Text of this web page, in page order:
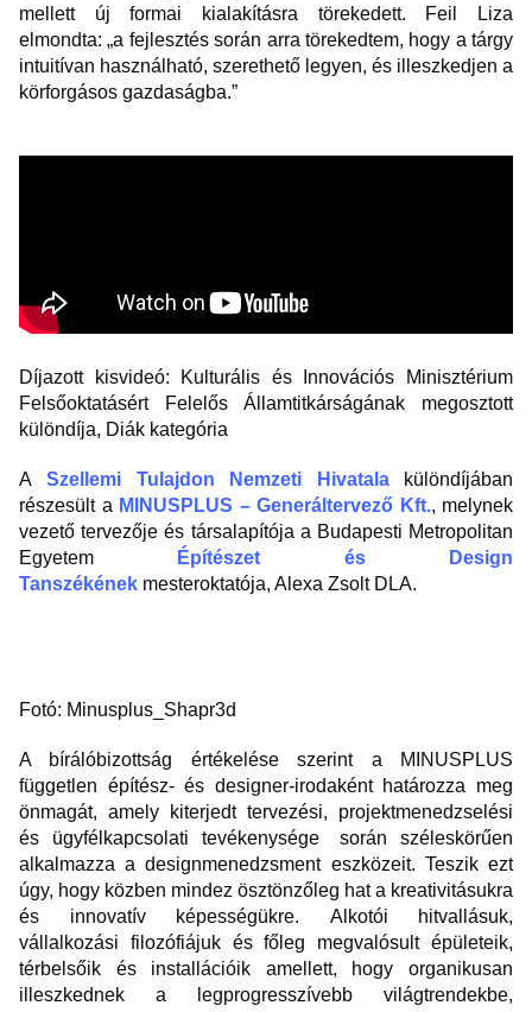
mellett új formai kialakításra törekedett. Feil Liza
elmondta: „a fejlesztés során arra törekedtem, hogy a tárgy
intuitívan használható, szerethető legyen, és illeszkedjen a
körforgásos gazdaságba.”
Díjazott kisvideó: Kulturális és Innovációs Minisztérium
Felsőoktatásért Felelős Államtitkárságának megosztott
különdíja, Diák kategória
ASzellemi Tulajdon Nemzeti Hivatalakülöndíjában
részesült a MINUSPLUS – Generáltervező Kft., melynek
vezető tervezője és társalapítója a Budapesti Metropolitan
Egyetem
Építészet és Design
Tanszékének mesteroktatója, Alexa Zsolt DLA.
Fotó: Minusplus_Shapr3d
A bírálóbizottság értékelése szerint a MINUSPLUS
független építész- és designer-irodaként határozza meg
önmagát, amely kiterjedt tervezési, projektmenedzselési
és ügyfélkapcsolati tevékenysége során széleskörűen
alkalmazza a designmenedzsment eszközeit. Teszik ezt
úgy, hogy közben mindez ösztönzőleg hat a kreativitásukra
és innovatív képességükre. Alkotói hitvallásuk,
vállalkozási filozófiájuk és főleg megvalósult épületeik,
térbelsőik és installációik amellett, hogy organikusan
illeszkednek a legprogresszívebb világtrendekbe,